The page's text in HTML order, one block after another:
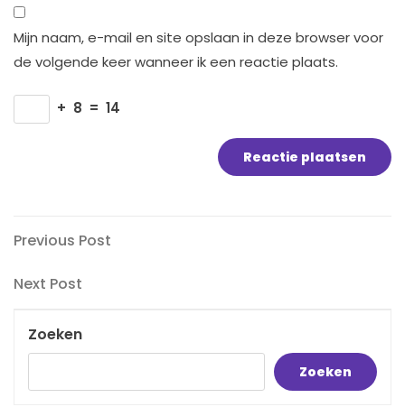
Mijn naam, e-mail en site opslaan in deze browser voor
de volgende keer wanneer ik een reactie plaats.
+ 8 = 14
Bericht
navigatie
Previous
Previous Post
Next
Next Post
Zoeken
Zoeken